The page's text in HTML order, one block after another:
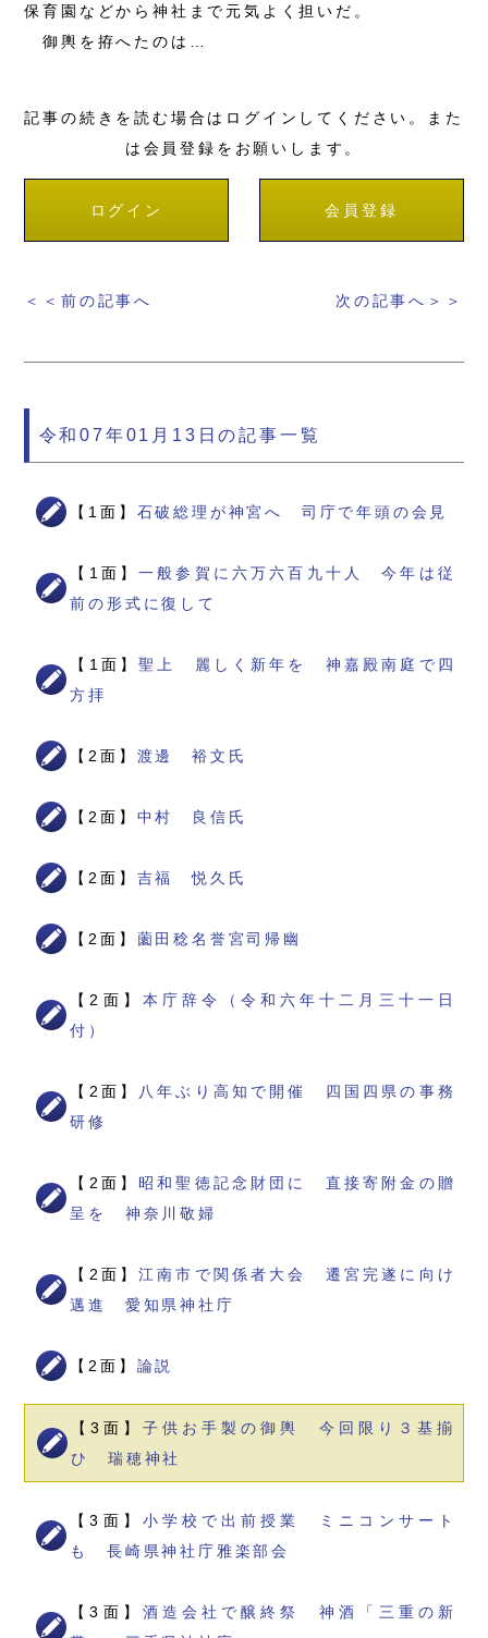
保育園などから神社まで元気よく担いだ。
御輿を拵へたのは…
記事の続きを読む場合はログインしてください。また
は会員登録をお願いします。
ログイン 会員登録
＜＜前の記事へ 次の記事へ＞＞
令和07年01月13日の記事一覧
【1面】 石破総理が神宮へ 司庁で年頭の会見
【1面】一般参賀に六万六百九十人 今年は従
前の形式に復して
【1面】聖上 麗しく新年を 神嘉殿南庭で四
方拝
【2面】 渡邊 裕文氏
【2面】 中村 良信氏
【2面】 吉福 悦久氏
【2面】 薗田稔名誉宮司帰幽
【2面】 本庁辞令（令和六年十二月三十一日
付）
【2面】
八年ぶり高知で開催 四国四県の事務
研修
【2面】 昭和聖徳記念財団に 直接寄附金の贈
呈を 神奈川敬婦
【2面】江南市で関係者大会 遷宮完遂に向け
邁進 愛知県神社庁
【2面】 論説
【3面】子供お手製の御輿 今回限り３基揃
ひ 瑞穂神社
【3面】 小学校で出前授業 ミニコンサート
も 長崎県神社庁雅楽部会
【3面】 酒造会社で醸終祭 神酒「三重の新